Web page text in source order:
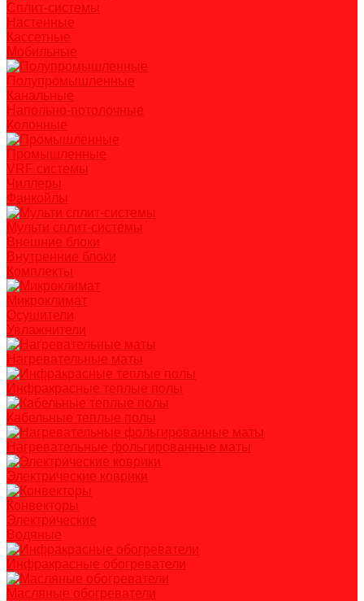
Сплит-системы
Настенные
Кассетные
Мобильные
Полупромышленные
Канальные
Напольно-потолочные
Колонные
Промышленные
VRF системы
Чиллеры
Фанкойлы
Мульти сплит-системы
Внешние блоки
Внутренние блоки
Комплекты
Микроклимат
Осушители
Увлажнители
Нагревательные маты
Инфракрасные теплые полы
Кабельные теплые полы
Нагревательные фольгированные маты
Электрические коврики
Конвекторы
Электрические
Водяные
Инфракрасные обогреватели
Масляные обогреватели